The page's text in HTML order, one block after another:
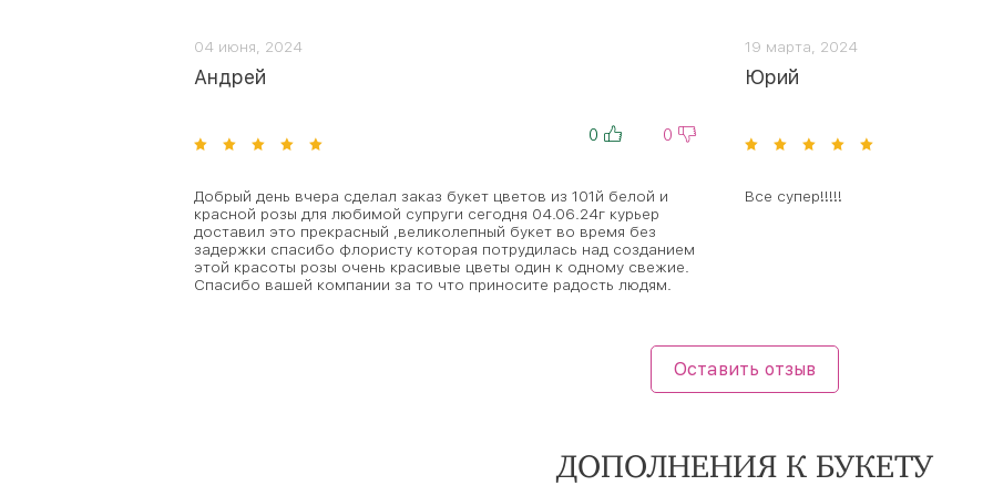
04 июня, 2024
Андрей
0 0
Добрый день вчера сделал заказ букет цветов из 101й белой и
красной розы для любимой супруги сегодня 04.06.24г курьер
доставил это прекрасный ,великолепный букет во время без
задержки спасибо флористу которая потрудилась над созданием
этой красоты розы очень красивые цветы один к одному свежие.
Спасибо вашей компании за то что приносите радость людям.
19 марта, 2024
Юрий
Все супер!!!!!
Оставить отзыв
ДОПОЛНЕНИЯ К БУКЕТУ